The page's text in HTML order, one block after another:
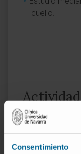
Consentimiento
cuello.
Actividad
En docencia
Medicina